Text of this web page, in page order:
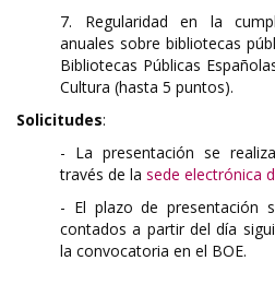
7. Regularidad en la
anuales sobre bibliotecas
Bibliotecas Públicas
Cultura (hasta 5 puntos).
Solicitudes:
- La presentación se
través de la sede electrónica
- El plazo de presentación
contados a partir del día
la convocatoria en el BOE.